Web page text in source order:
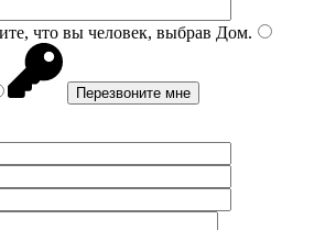
что вы человек, выбрав Дом.